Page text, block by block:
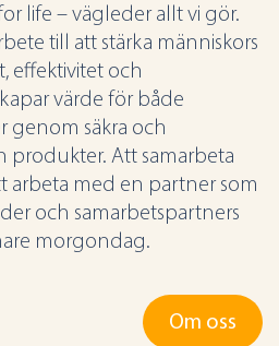
life – vägleder allt vi gör.
till att stärka människors
effektivitet och
värde för både
genom säkra och
produkter. Att samarbeta
arbeta med en partner som
och samarbetspartners
morgondag.
Om oss